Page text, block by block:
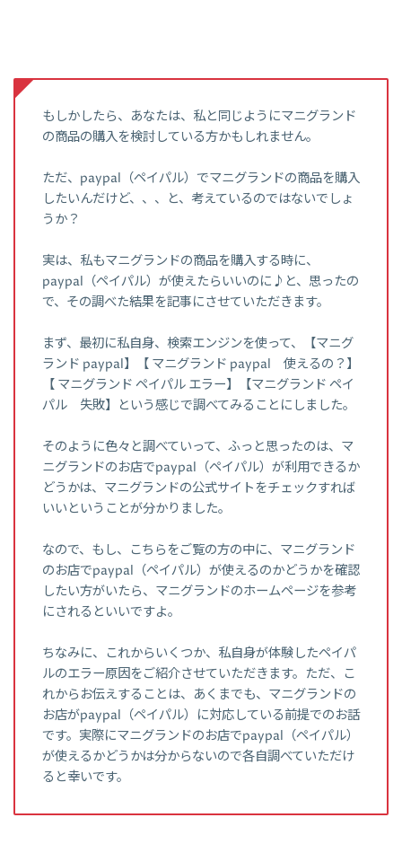
もしかしたら、あなたは、私と同じようにマニグランド
の商品の購入を検討している方かもしれません。
ただ、paypal（ペイパル）でマニグランドの商品を購入
したいんだけど、、、と、考えているのではないでしょ
うか？
実は、私もマニグランドの商品を購入する時に、
paypal（ペイパル）が使えたらいいのに♪と、思ったの
で、その調べた結果を記事にさせていただきます。
まず、最初に私自身、検索エンジンを使って、【マニグ
ランド paypal】【 マニグランド paypal 使えるの？】
【 マニグランド ペイパル エラー】【マニグランド ペイ
パル 失敗】という感じで調べてみることにしました。
そのように色々と調べていって、ふっと思ったのは、マ
ニグランドのお店でpaypal（ペイパル）が利用できるか
どうかは、マニグランドの公式サイトをチェックすれば
いいということが分かりました。
なので、もし、こちらをご覧の方の中に、マニグランド
のお店でpaypal（ペイパル）が使えるのかどうかを確認
したい方がいたら、マニグランドのホームページを参考
にされるといいですよ。
ちなみに、これからいくつか、私自身が体験したペイパ
ルのエラー原因をご紹介させていただきます。ただ、こ
れからお伝えすることは、あくまでも、マニグランドの
お店がpaypal（ペイパル）に対応している前提でのお話
です。実際にマニグランドのお店でpaypal（ペイパル）
が使えるかどうかは分からないので各自調べていただけ
ると幸いです。